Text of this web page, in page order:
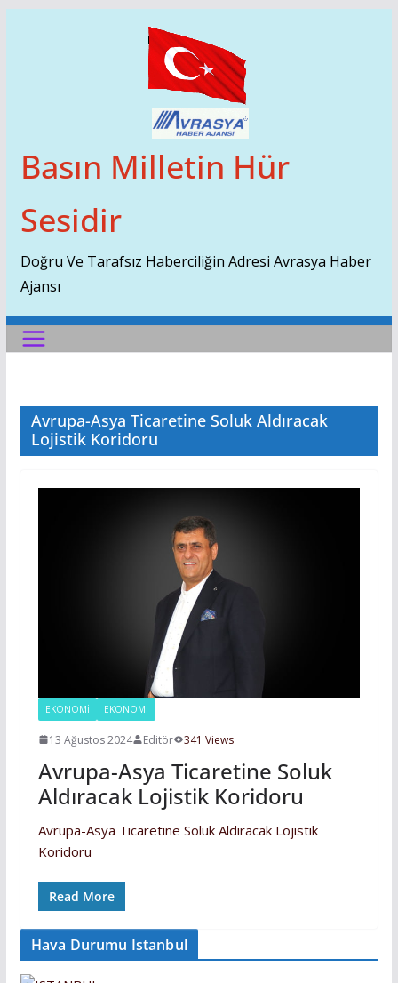
Basın Milletin Hür
Sesidir
Doğru Ve Tarafsız Haberciliğin Adresi Avrasya Haber
Ajansı
Avrupa-Asya Ticaretine Soluk Aldıracak
Lojistik Koridoru
EKONOMİ EKONOMI
13 Ağustos 2024 Editör 341 Views
Avrupa-Asya Ticaretine Soluk
Aldıracak Lojistik Koridoru
Avrupa-Asya Ticaretine Soluk Aldıracak Lojistik
Koridoru
Read More
Hava Durumu Istanbul